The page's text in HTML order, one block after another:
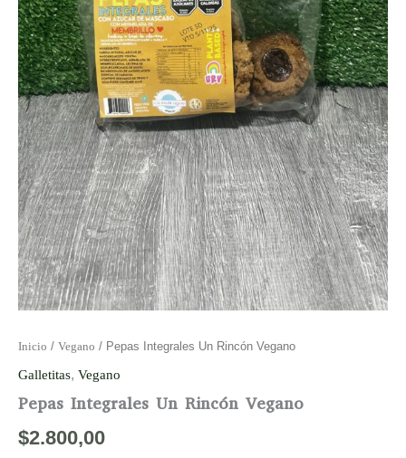
Inicio / Vegano / Pepas Integrales Un Rincón Vegano
Galletitas, Vegano
Pepas Integrales Un Rincón Vegano
$2.800,00